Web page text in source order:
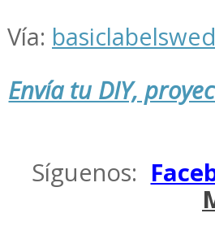
Vía:
Envía tu DIY,
Síguenos: